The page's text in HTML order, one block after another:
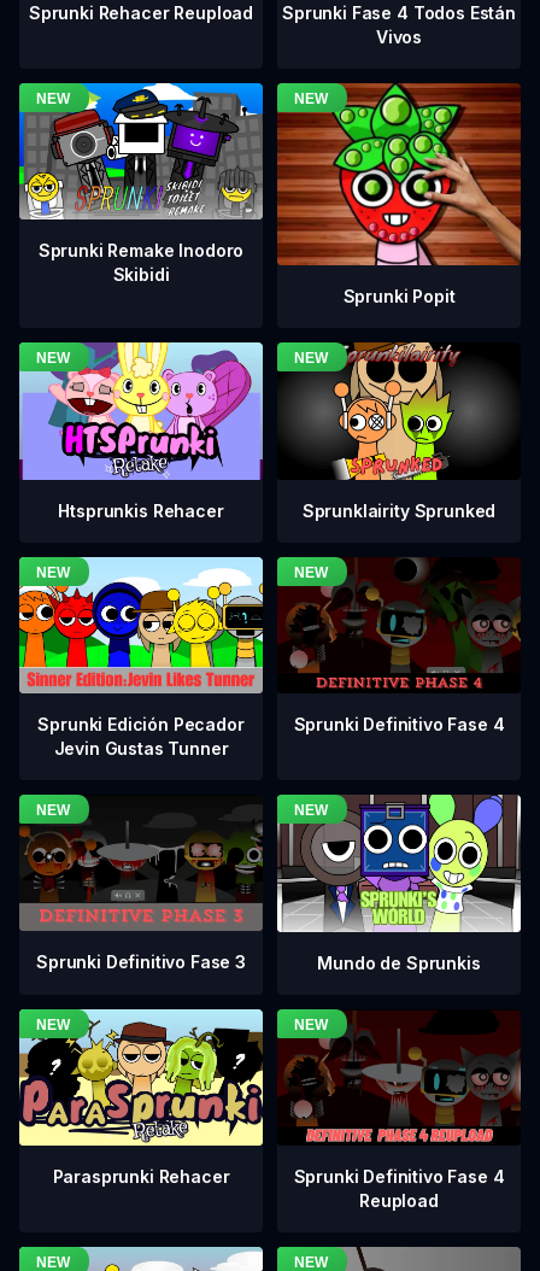
Sprunki Rehacer Reupload
Sprunki Fase 4 Todos Están
Vivos
Sprunki Remake Inodoro
Skibidi
Sprunki Popit
Htsprunkis Rehacer Sprunklairity Sprunked
Sprunki Edición Pecador
Jevin Gustas Tunner
Sprunki Definitivo Fase 4
Sprunki Definitivo Fase 3 Mundo de Sprunkis
Parasprunki Rehacer
Sprunki Definitivo Fase 4
Reupload